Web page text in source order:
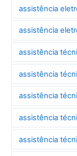
assistência
assistência
assistência
assistência
assistência
assistência
assistência